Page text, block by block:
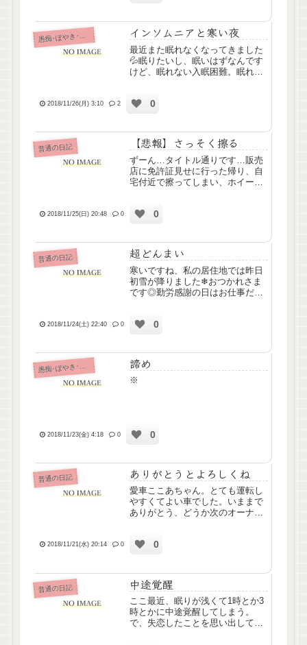
愚 痴･ぼやき･病み記事 インソムニアと寒い夜
最近また眠れなくなってきました
💦眠りたいし、眠いはずなんです
けど、眠れない入眠困難。眠れた
うのもあると思うんですけど、最
2018/11/26(月) 3:10 2 0
普通の日記 【悲報】さっそく擦る
ずーん…タイトル通りです…販売
店に免許証見せに行った帰り、自
宅付近で擦ってしまい、ホイール
ど…ショックです。ここあちゃん
2018/11/25(日) 20:48 0 0
普通の日記 超どんまい
寒いですね、私の居住地では昨日
初雪が降りました❄おつかれさま
です◎勤労感謝の日はお仕事だっ
ということで、今日は気まま～に
2018/11/24(土) 22:40 0 0
愚 痴･ぼやき･病み記事 諦め
※
2018/11/23(金) 4:18 0 0
普通の日記 ありがとうとよろしくね
愛車ここあちゃん。とても運転し
やすくてよい車でした。いままで
ありがとう、どうか次のオーナー
ん。今日納車しました。慣れるま
2018/11/21(水) 20:14 0 0
普通の日記 中途覚醒
ここ最近、眠りが浅くて1時とか3
時とかに中途覚醒してしまう。
で、失恋したことを思い出しては